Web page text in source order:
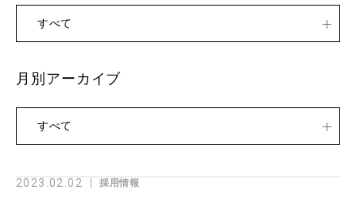
2023.02.02 採用情報
すべて
月別アーカイブ
すべて